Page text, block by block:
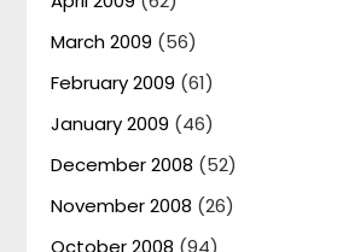
March 2009 (56)
February 2009 (61)
January 2009 (46)
December 2008 (52)
November 2008 (26)
October 2008 (94)